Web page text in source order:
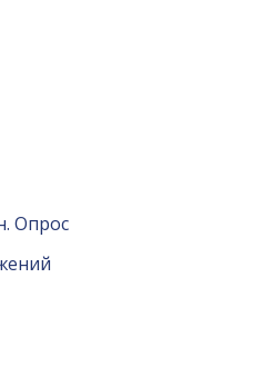
Опрос